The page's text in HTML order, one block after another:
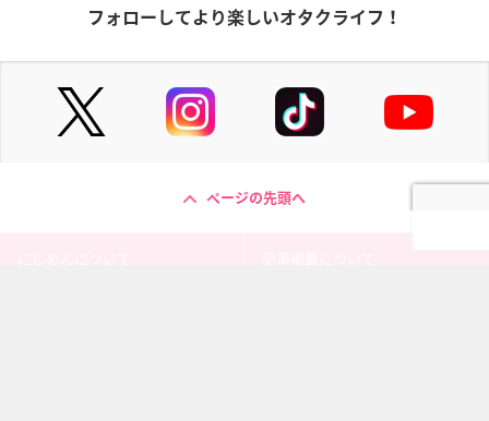
フォローしてより楽しいオタクライフ！
ページの先頭へ